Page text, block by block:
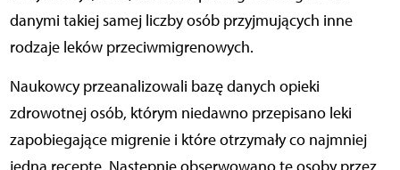
danymi takiej samej liczby osób przyjmujących inne
rodzaje leków przeciwmigrenowych.
Naukowcy przeanalizowali bazę danych opieki
zdrowotnej osób, którym niedawno przepisano leki
zapobiegające migrenie i które otrzymały co najmniej